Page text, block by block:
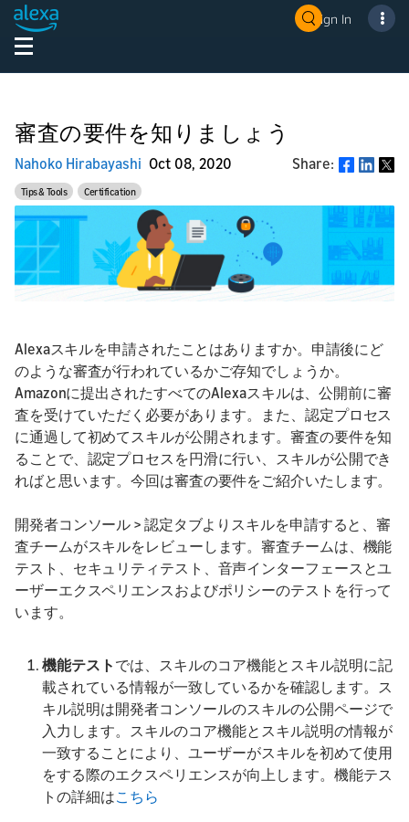
Sign In
審査の要件を知りましょう
Nahoko Hirabayashi Oct 08, 2020 Share: Share
Tips & Tools Certification
Alexaスキルを申請されたことはありますか。申請後にど
のような審査が行われているかご存知でしょうか。
Amazonに提出されたすべてのAlexaスキルは、公開前に審
査を受けていただく必要があります。また、認定プロセス
に通過して初めてスキルが公開されます。審査の要件を知
ることで、認定プロセスを円滑に行い、スキルが公開でき
ればと思います。今回は審査の要件をご紹介いたします。
開発者コンソール > 認定タブよりスキルを申請すると、審
査チームがスキルをレビューします。審査チームは、機能
テスト、セキュリティテスト、音声インターフェースとユ
ーザーエクスペリエンスおよびポリシーのテストを行って
います。
機能テスト では、スキルのコア機能とスキル説明に記
載されている情報が一致しているかを確認します。ス
キル説明は開発者コンソールのスキルの公開ページで
入力します。スキルのコア機能とスキル説明の情報が
一致することにより、ユーザーがスキルを初めて使用
をする際のエクスペリエンスが向上します。機能テス
トの詳細はこちら